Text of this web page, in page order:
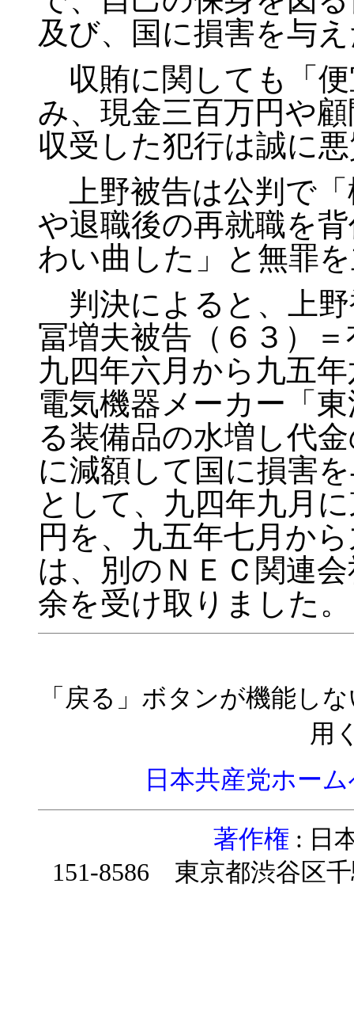
及び、国に損害を与
収賄に関しても「
み、現金三百万円や
収受した犯行は誠に
上野被告は公判で
や退職後の再就職を
わい曲した」と無罪
判決によると、上野
冨増夫被告（６３）
九四年六月から九五
電気機器メーカー「
る装備品の水増し代
に減額して国に損害
として、九四年九月
円を、九五年七月か
は、別のＮＥＣ関連
余を受け取りました。
「戻る」ボタンが機能し
用
日本共産党ホー
著作権 : 日
151-8586 東京都渋谷区